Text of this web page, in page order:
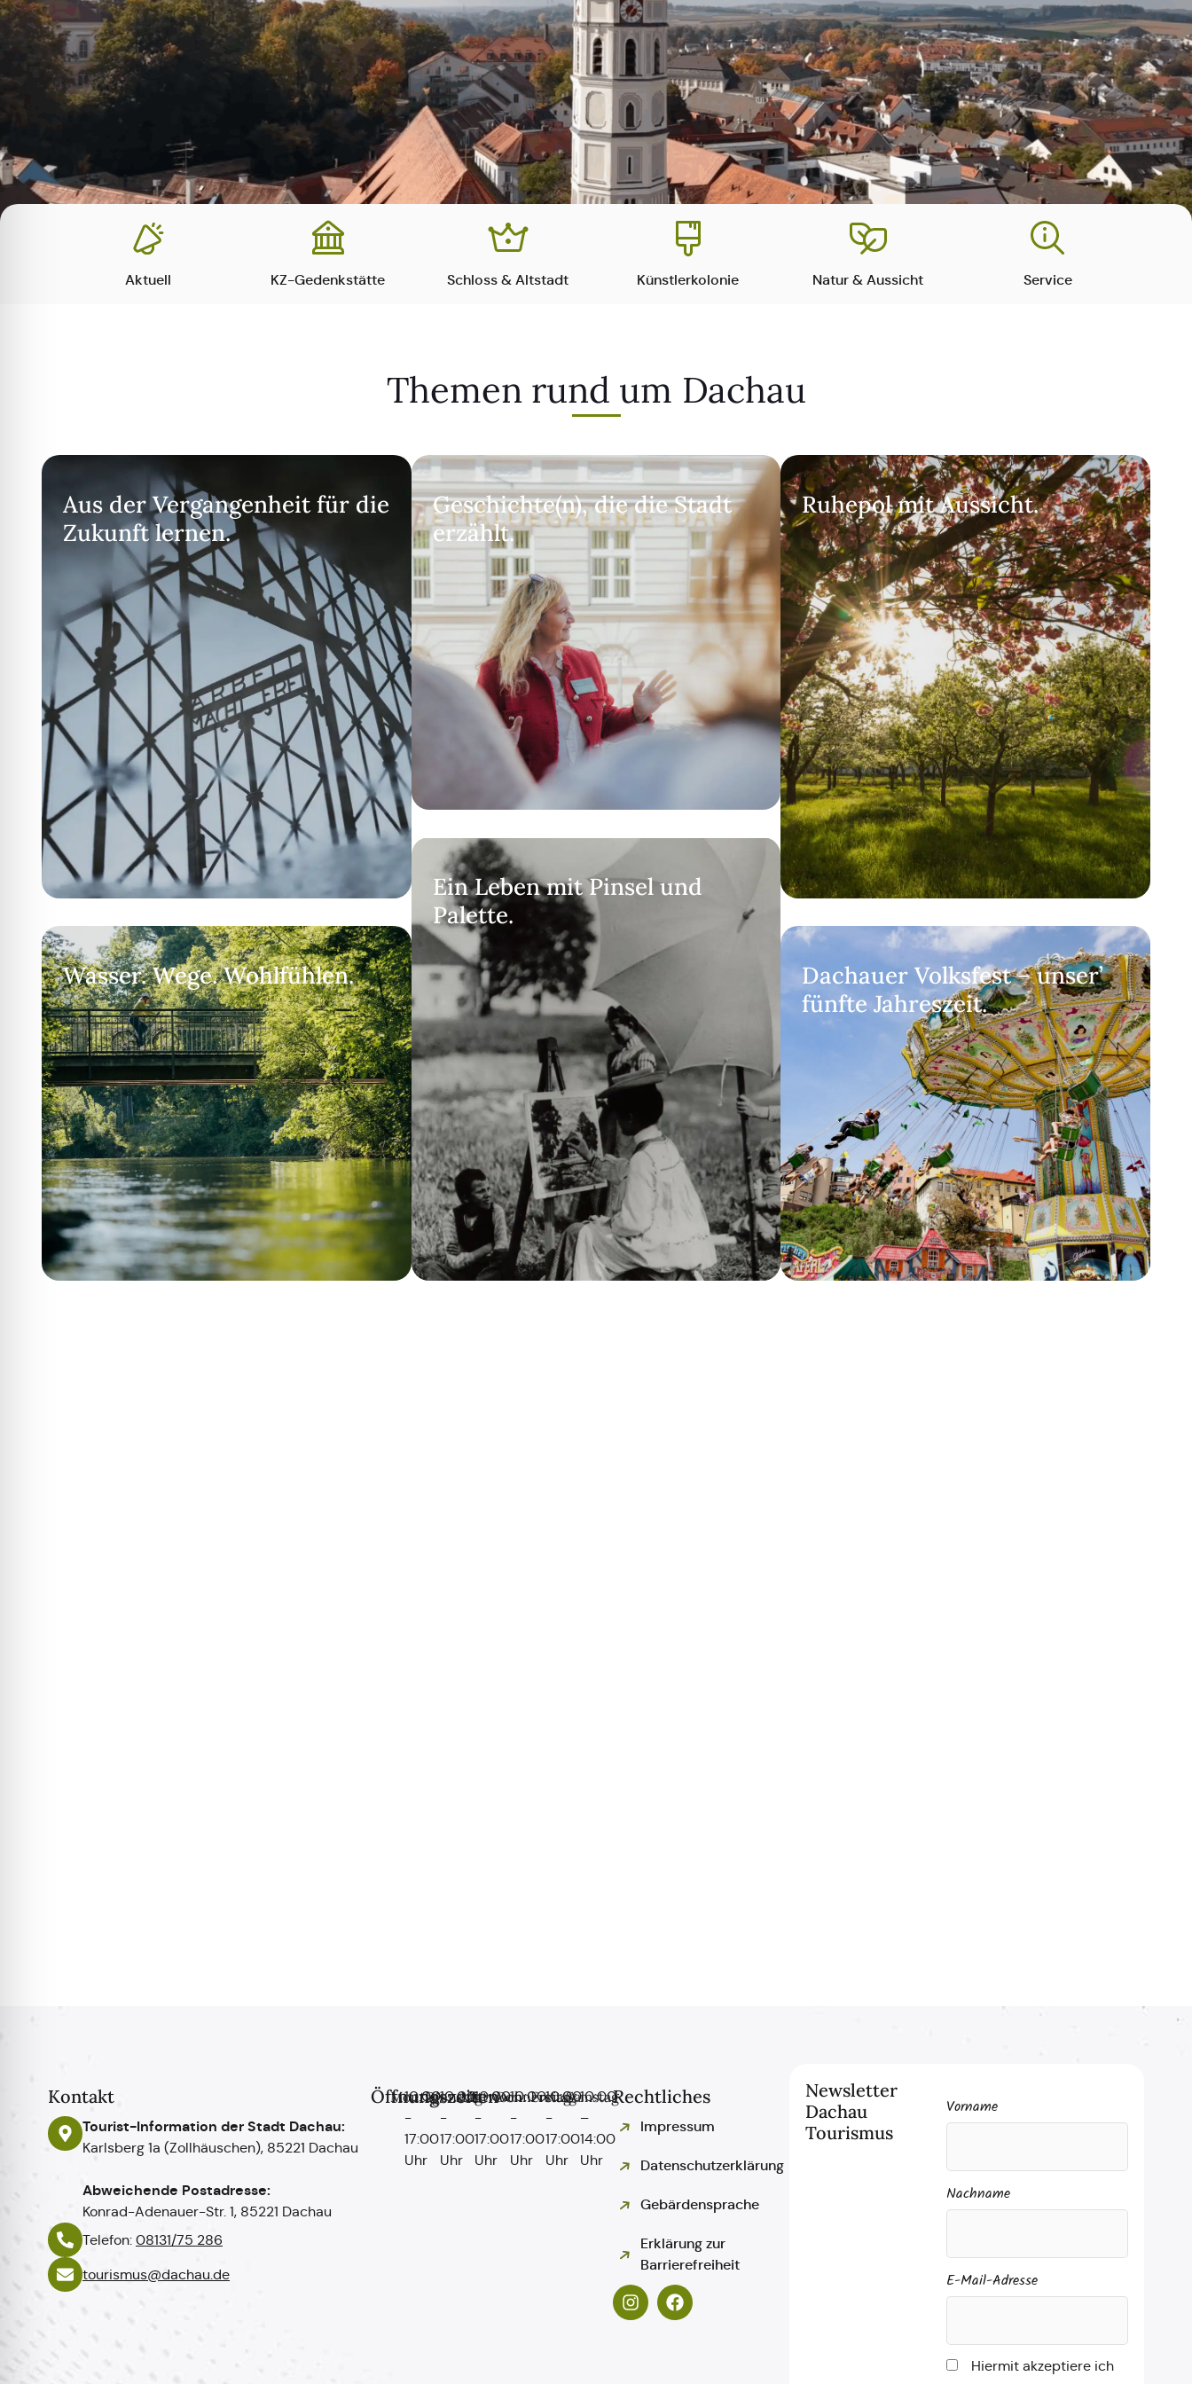
Aktuell KZ-Gedenkstätte Schloss & Altstadt Künstlerkolonie Natur & Aussicht Service
Themen rund um Dachau
Aus der Vergangenheit für die
Zukunft lernen.
Geschichte(n), die die Stadt
erzählt.
Ruhepol mit Aussicht.
Wasser. Wege. Wohlfühlen.
Ein Leben mit Pinsel und
Palette.
Dachauer Volksfest – unser’
fünfte Jahreszeit.
Kontakt
Tourist-Information der Stadt Dachau:
Karlsberg 1a (Zollhäuschen), 85221 Dachau
Abweichende Postadresse:
Konrad-Adenauer-Str. 1, 85221 Dachau
Telefon: 08131/75 286
tourismus@dachau.de
Öffnungszeiten
Montag
10:00
-
17:00
Uhr
Dienstag
10:00
-
17:00
Uhr
Mittwoch
10:00
-
17:00
Uhr
Donnerstag
10:00
-
17:00
Uhr
Freitag
10:00
-
17:00
Uhr
Samstag
10:00
–
14:00
Uhr
Rechtliches
Impressum
Datenschutzerklärung
Gebärdensprache
Erklärung zur
Barrierefreiheit
Newsletter
Dachau
Tourismus
Vorname
Nachname
E-Mail-Adresse
Hiermit akzeptiere ich